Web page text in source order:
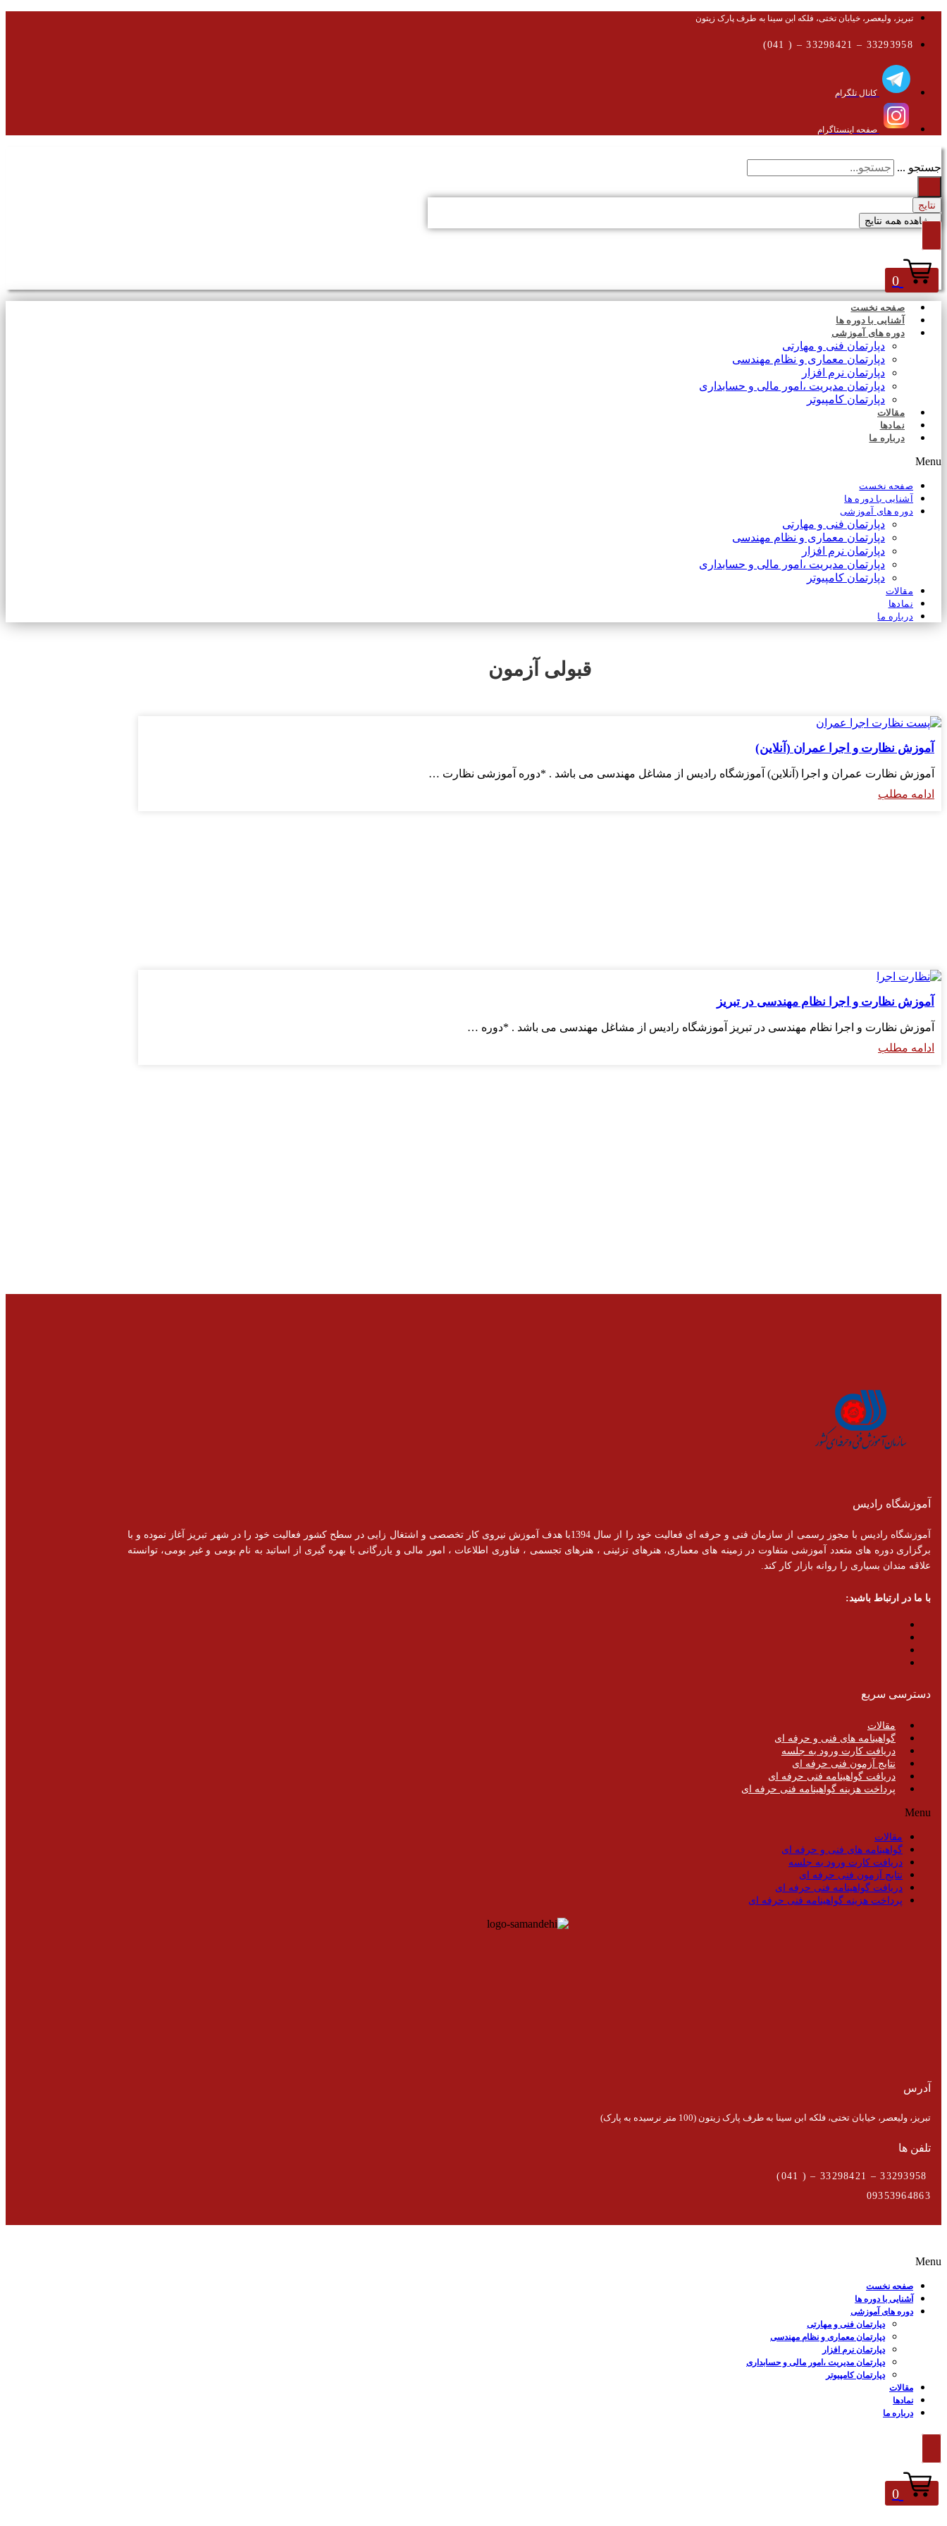
تبریز، ولیعصر، خیابان تختی، فلکه ابن سینا به طرف پارک زیتون
33293958 – 33298421 – ( 041)
کانال تلگرام
صفحه اینستاگرام
جستجو ...
نتایج
مشاهده همه نتایج
0
صفحه نخست
آشنایی با دوره ها
دوره های آموزشی
دپارتمان فنی و مهارتی
دپارتمان معماری و نظام مهندسی
دپارتمان نرم افزار
دپارتمان مدیریت ،امور مالی و حسابداری
دپارتمان کامپیوتر
مقالات
نمادها
درباره ما
Menu
صفحه نخست
آشنایی با دوره ها
دوره های آموزشی
دپارتمان فنی و مهارتی
دپارتمان معماری و نظام مهندسی
دپارتمان نرم افزار
دپارتمان مدیریت ،امور مالی و حسابداری
دپارتمان کامپیوتر
مقالات
نمادها
درباره ما
قبولی آزمون
آموزش نظارت و اجرا عمران (آنلاین)
آموزش نظارت عمران و اجرا (آنلاین) آموزشگاه رادیس از مشاغل مهندسی می باشد . *دوره آموزشی نظارت …
ادامه مطلب
آموزش نظارت و اجرا نظام مهندسی در تبریز
آموزش نظارت و اجرا نظام مهندسی در تبریز آموزشگاه رادیس از مشاغل مهندسی می باشد . *دوره …
ادامه مطلب
آموزشگاه رادیس
آموزشگاه رادیس با مجوز رسمی از سازمان فنی و حرفه ای فعالیت خود را از سال 1394با هدف آموزش نیروی کار تخصصی و اشتغال زایی در سطح کشور فعالیت خود را در شهر تبریز آغاز نموده و با
برگزاری دوره های متعدد آموزشی متفاوت در زمینه های معماری، هنرهای تزئینی ، هنرهای تجسمی ، فناوری اطلاعات ، امور مالی و یازرگانی با بهره گیری از اساتید به نام بومی و غیر بومی، توانسته
علاقه مندان بسیاری را روانه بازار کار کند.
با ما در ارتباط باشید:
دسترسی سریع
مقالات
گواهینامه های فنی و حرفه ای
دریافت کارت ورود به جلسه
نتایج آزمون فنی حرفه ای
دریافت گواهینامه فنی حرفه ای
پرداخت هزینه گواهینامه فنی حرفه ای
Menu
مقالات
گواهینامه های فنی و حرفه ای
دریافت کارت ورود به جلسه
نتایج آزمون فنی حرفه ای
دریافت گواهینامه فنی حرفه ای
پرداخت هزینه گواهینامه فنی حرفه ای
آدرس
تبریز، ولیعصر، خیابان تختی، فلکه ابن سینا به طرف پارک زیتون (100 متر نرسیده به پارک)
تلفن ها
09353964863
Menu
صفحه نخست
آشنایی با دوره ها
دوره های آموزشی
دپارتمان فنی و مهارتی
دپارتمان معماری و نظام مهندسی
دپارتمان نرم افزار
دپارتمان مدیریت ،امور مالی و حسابداری
دپارتمان کامپیوتر
مقالات
نمادها
درباره ما
0